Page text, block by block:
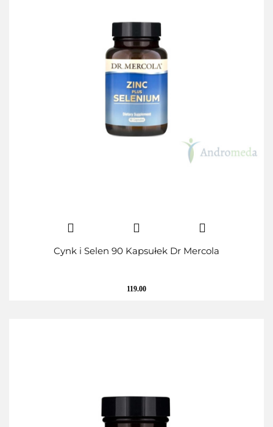
Cynk i Selen 90 Kapsułek Dr Mercola
119.00